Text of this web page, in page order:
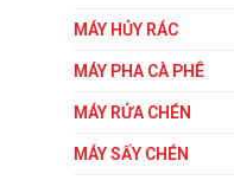
MÁY HỦY RÁC
MÁY PHA CÀ PHÊ
MÁY RỬA CHÉN
MÁY SẤY CHÉN